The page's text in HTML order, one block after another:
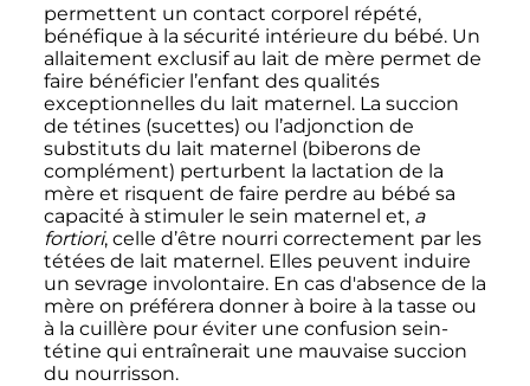
permettent un contact corporel répété,
bénéfique à la sécurité intérieure du bébé. Un
allaitement exclusif au lait de mère permet de
faire bénéficier l’enfant des qualités
exceptionnelles du lait maternel. La succion
de tétines (sucettes) ou l’adjonction de
substituts du lait maternel (biberons de
complément) perturbent la lactation de la
mère et risquent de faire perdre au bébé sa
capacité à stimuler le sein maternel et, a
fortiori, celle d’être nourri correctement par les
tétées de lait maternel. Elles peuvent induire
un sevrage involontaire. En cas d'absence de la
mère on préférera donner à boire à la tasse ou
à la cuillère pour éviter une confusion sein-
tétine qui entraînerait une mauvaise succion
du nourrisson.